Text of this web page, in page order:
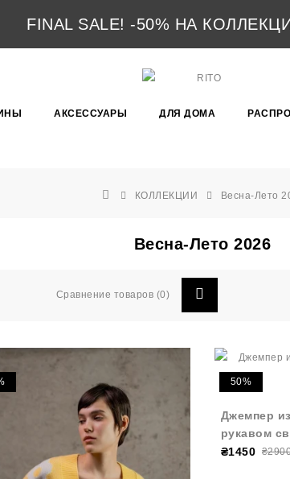
FINAL SALE! -50% НА
АКСЕССУАРЫ ДЛЯ ДОМА
КОЛЛЕКЦИИ Весна-Лето
Весна-Лето 2026
Сравнение товаров (0)
50%
Джемпер
рукавом
₴1450